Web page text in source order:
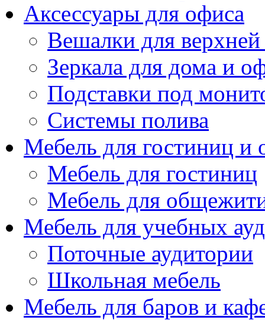
Аксессуары для офиса
Вешалки для
Зеркала для дома и
Подставки под
Системы полива
Мебель для гостиниц
Мебель для гостиниц
Мебель для
Мебель для учебных
Поточные аудитории
Школьная мебель
Мебель для баров и